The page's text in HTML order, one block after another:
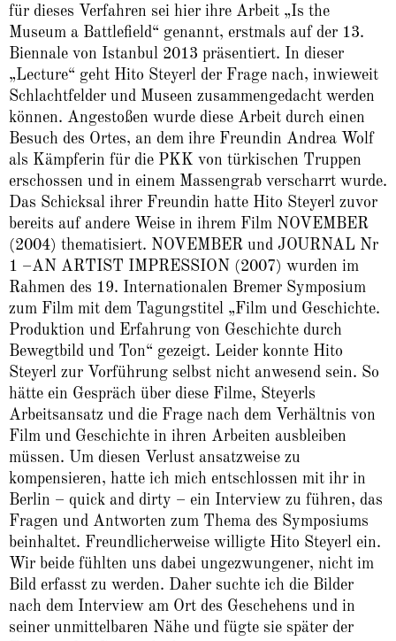
für dieses Verfahren sei hier ihre Arbeit „Is the
Museum a Battlefield“ genannt, erstmals auf der 13.
Biennale von Istanbul 2013 präsentiert. In dieser
„Lecture“ geht Hito Steyerl der Frage nach, inwieweit
Schlachtfelder und Museen zusammengedacht werden
können. Angestoßen wurde diese Arbeit durch einen
Besuch des Ortes, an dem ihre Freundin Andrea Wolf
als Kämpferin für die PKK von türkischen Truppen
erschossen und in einem Massengrab verscharrt wurde.
Das Schicksal ihrer Freundin hatte Hito Steyerl zuvor
bereits auf andere Weise in ihrem Film NOVEMBER
(2004) thematisiert. NOVEMBER und JOURNAL Nr
1 –AN ARTIST IMPRESSION (2007) wurden im
Rahmen des 19. Internationalen Bremer Symposium
zum Film mit dem Tagungstitel „Film und Geschichte.
Produktion und Erfahrung von Geschichte durch
Bewegtbild und Ton“ gezeigt. Leider konnte Hito
Steyerl zur Vorführung selbst nicht anwesend sein. So
hätte ein Gespräch über diese Filme, Steyerls
Arbeitsansatz und die Frage nach dem Verhältnis von
Film und Geschichte in ihren Arbeiten ausbleiben
müssen. Um diesen Verlust ansatzweise zu
kompensieren, hatte ich mich entschlossen mit ihr in
Berlin – quick and dirty – ein Interview zu führen, das
Fragen und Antworten zum Thema des Symposiums
beinhaltet. Freundlicherweise willigte Hito Steyerl ein.
Wir beide fühlten uns dabei ungezwungener, nicht im
Bild erfasst zu werden. Daher suchte ich die Bilder
nach dem Interview am Ort des Geschehens und in
seiner unmittelbaren Nähe und fügte sie später der